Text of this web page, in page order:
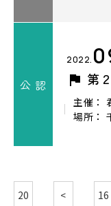
公 認
2022.
第
主催：
場所：
20 < 16